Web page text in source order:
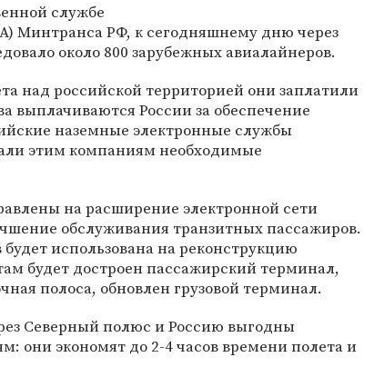
службе
Минтранса РФ, к сегодняшнему дню через
около 800 зарубежных авиалайнеров.
над российской территорией они заплатили
выплачиваются России за обеспечение
наземные электронные службы
этим компаниям необходимые
на расширение электронной сети
обслуживания транзитных пассажиров.
использована на реконструкцию
будет достроен пассажирский терминал,
полоса, обновлен грузовой терминал.
Cеверный полюс и Россию выгодны
они экономят до 2-4 часов времени полета и